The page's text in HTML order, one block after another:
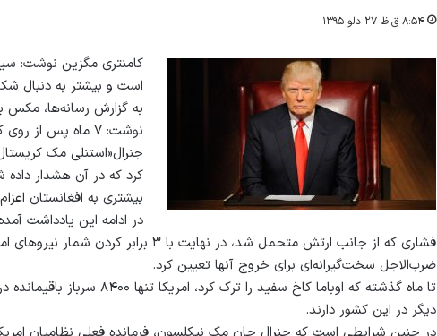
۸:۵۴ ق.ظ ۲۷ دلو ۱۳۹۵
کامنتری مگزین نوشت:
است و بیشتر به دنبال
به گزارش رسانه‌ها، مکس
جنرال«استنلی مک
کرد که در آن هشدار داده
بیشتری به افغانستان
در ادامه این یادداشت
ضرب‌الاجل سخت‌گیرانه‌ای برای خروج آنها تعیین کرد.
دیگر در این کشور دارند.